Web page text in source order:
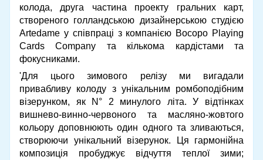
колода, друга частина проекту гральних карт,
створеного голландською дизайнерською студією
Artedame у співпраці з компанією Bocopo Playing
Cards Company та кількома кардістами та
фокусниками.
'Для цього зимового релізу ми вигадали
привабливу колоду з унікальним ромбоподібним
візерунком, як N° 2 минулого літа. У відтінках
вишнево-винно-червоного та масляно-жовтого
кольору доповнюють один одного та зливаються,
створюючи унікальний візерунок. Ця гармонійна
композиція пробуджує відчуття теплої зими;